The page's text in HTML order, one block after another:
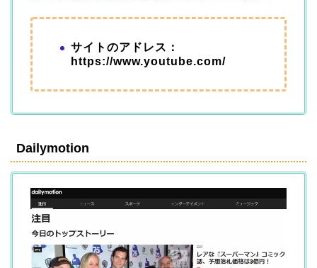
サイトのアドレス：
https://www.youtube.com/
Dailymotion